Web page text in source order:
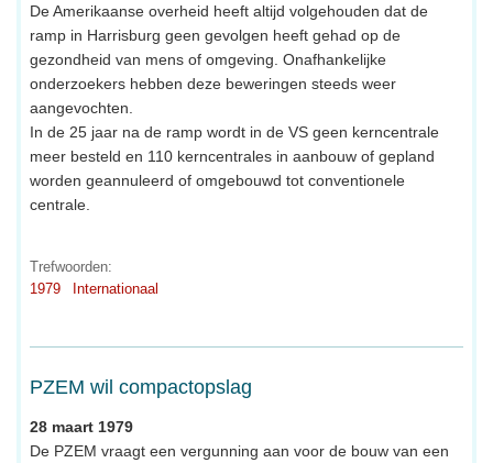
De Amerikaanse overheid heeft altijd volgehouden dat de
ramp in Harrisburg geen gevolgen heeft gehad op de
gezondheid van mens of omgeving. Onafhankelijke
onderzoekers hebben deze beweringen steeds weer
aangevochten.
In de 25 jaar na de ramp wordt in de VS geen kerncentrale
meer besteld en 110 kerncentrales in aanbouw of gepland
worden geannuleerd of omgebouwd tot conventionele
centrale.
Trefwoorden:
1979
Internationaal
PZEM wil compactopslag
28 maart 1979
De PZEM vraagt een vergunning aan voor de bouw van een